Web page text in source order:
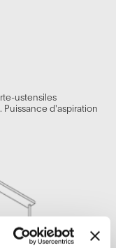
ustensiles
Puissance d'aspiration